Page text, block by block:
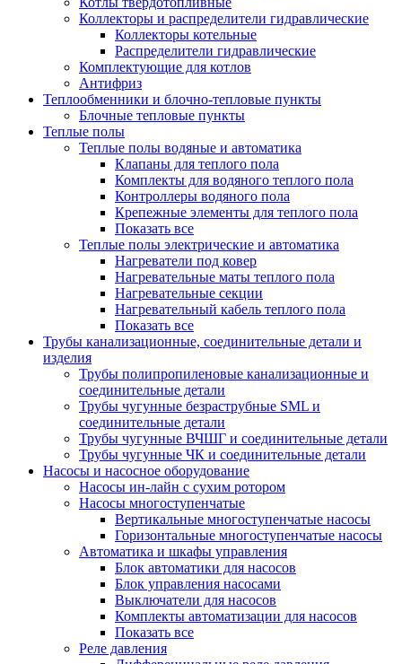
Коллекторы и распределители гидравлические
Коллекторы котельные
Распределители гидравлические
Комплектующие для котлов
Антифриз
Теплообменники и блочно-тепловые пункты
Блочные тепловые пункты
Теплые полы
Теплые полы водяные и автоматика
Клапаны для теплого пола
Комплекты для водяного теплого пола
Контроллеры водяного пола
Крепежные элементы для теплого пола
Показать все
Теплые полы электрические и автоматика
Нагреватели под ковер
Нагревательные маты теплого пола
Нагревательные секции
Нагревательный кабель теплого пола
Показать все
Трубы канализационные, соединительные детали и
изделия
Трубы полипропиленовые канализационные и
соединительные детали
Трубы чугунные безраструбные SML и
соединительные детали
Трубы чугунные ВЧШГ и соединительные детали
Трубы чугунные ЧК и соединительные детали
Насосы и насосное оборудование
Насосы ин-лайн с сухим ротором
Насосы многоступенчатые
Вертикальные многоступенчатые насосы
Горизонтальные многоступенчатые насосы
Автоматика и шкафы управления
Блок автоматики для насосов
Блок управления насосами
Выключатели для насосов
Комплекты автоматизации для насосов
Показать все
Реле давления